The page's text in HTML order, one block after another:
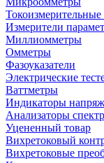
Измерители
Миллиомметры
Омметры
Фазоуказатели
Электрические
Ваттметры
Индикаторы
Анализаторы
Уцененный товар
Вихретоковый
Вихретоковые